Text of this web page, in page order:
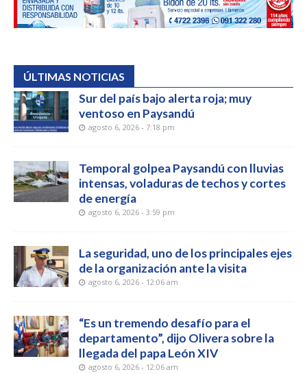
ÚLTIMAS NOTICIAS
Sur del país bajo alerta roja; muy
ventoso en Paysandú
agosto 6, 2026 - 7:18 pm
Temporal golpea Paysandú con lluvias
intensas, voladuras de techos y cortes
de energía
agosto 6, 2026 - 3:59 pm
La seguridad, uno de los principales ejes
de la organización ante la visita
agosto 6, 2026 - 12:06 am
“Es un tremendo desafío para el
departamento”, dijo Olivera sobre la
llegada del papa León XIV
agosto 6, 2026 - 12:06 am